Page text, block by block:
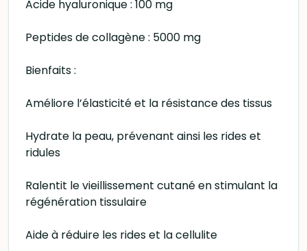
Acide hyaluronique : 100 mg
Peptides de collagène : 5000 mg
Bienfaits :
Améliore l’élasticité et la résistance des tissus
Hydrate la peau, prévenant ainsi les rides et
ridules
Ralentit le vieillissement cutané en stimulant la
régénération tissulaire
Aide à réduire les rides et la cellulite